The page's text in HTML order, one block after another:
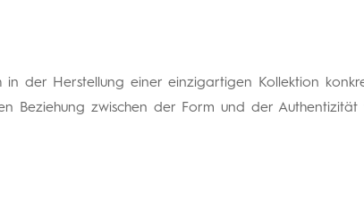
in der Herstellung einer einzigartigen Kollektion
Beziehung zwischen der Form und der Authentizität